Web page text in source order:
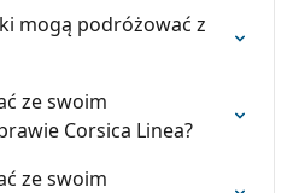
mogą podróżować z
ze swoim
Corsica Linea?
ze swoim